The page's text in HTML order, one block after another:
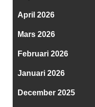
April 2026
Mars 2026
Februari 2026
Januari 2026
December 2025